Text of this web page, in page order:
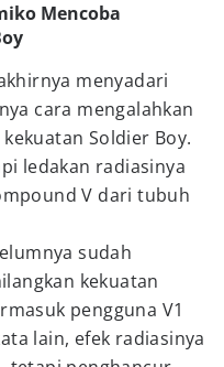
Mencoba
menyadari
cara mengalahkan
Soldier Boy.
ledakan radiasinya
V dari tubuh
sudah
kekuatan
pengguna V1
lain, efek radiasinya